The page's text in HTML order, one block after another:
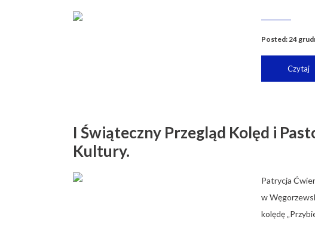
Posted: 24
Czytaj
I Świąteczny Przegląd Kolęd i
Kultury.
Patrycja
w
kolędę